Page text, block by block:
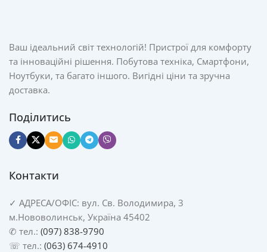
Ваш ідеальний світ технологій! Пристрої для комфорту
та інноваційні рішення. Побутова техніка, Смартфони,
Ноутбуки, та багато іншого. Вигідні ціни та зручна
доставка.
Поділитись
Контакти
✓ АДРЕСА/ОФІС: вул. Св. Володимира, 3
м.Нововолинськ, Україна 45402
✆ тел.: (097) 838-9790
☏ тел.: (063) 674-4910